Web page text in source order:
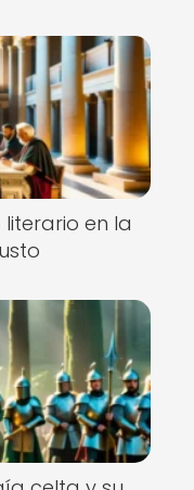
en la